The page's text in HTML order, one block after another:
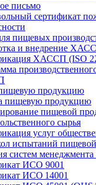
письмо
сертификат
пищевых
и внедрение
ХАССП (ISO
продукцию
пищевую продукцию
пищевой
сырья
услуг
испытаний
систем
ИСО 9001
ИСО 14001